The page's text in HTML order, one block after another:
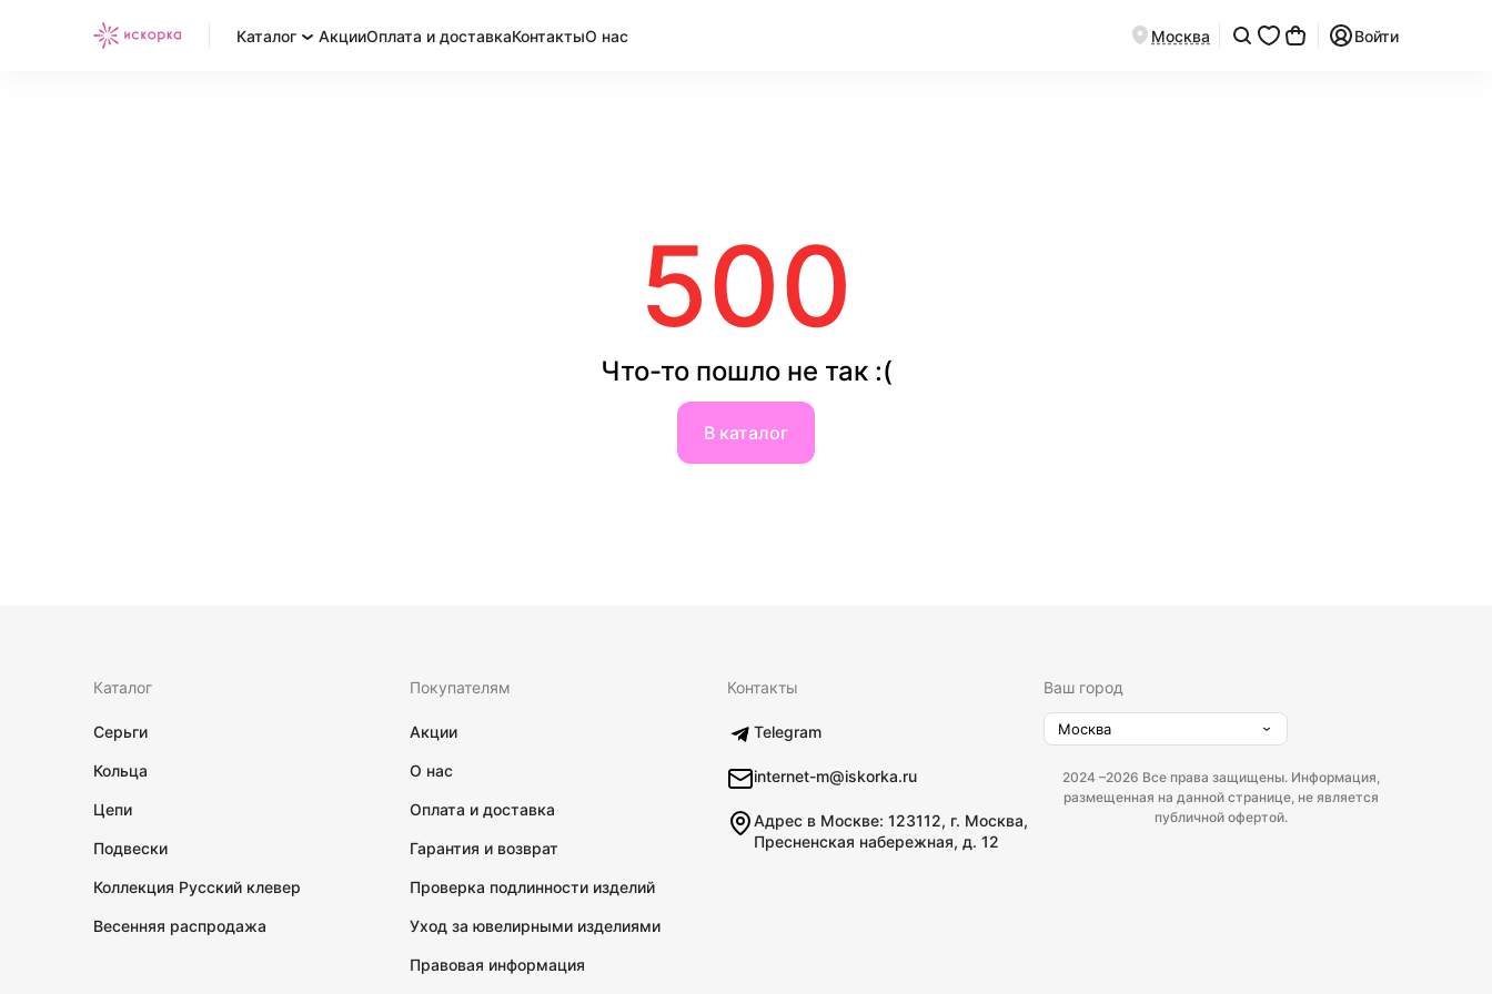
Каталог АкцииОплата и доставкаКонтактыО нас Москва Войти
500
Что-то пошло не так :(
В каталог
Каталог
Серьги
Кольца
Цепи
Подвески
Коллекция Русский клевер
Весенняя распродажа
Покупателям
Акции
О нас
Оплата и доставка
Гарантия и возврат
Проверка подлинности изделий
Уход за ювелирными изделиями
Правовая информация
Контакты
Telegram
internet-m@iskorka.ru
Адрес в Москве: 123112, г. Москва,
Пресненская набережная, д. 12
Ваш город
Москва
2024 –2026 Все права защищены. Информация,
размещенная на данной странице, не является
публичной офертой.